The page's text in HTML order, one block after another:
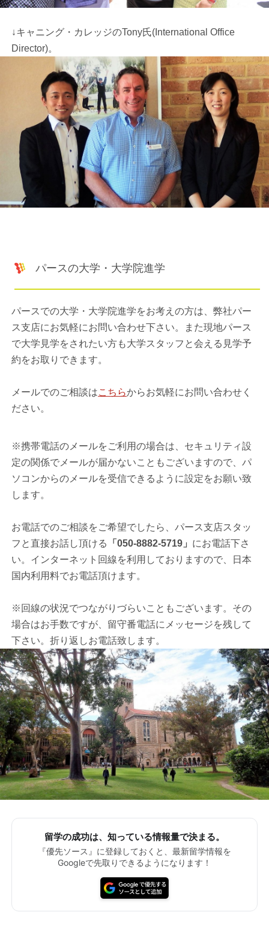
↓キャニング・カレッジのTony氏(International Office
Director)。
パースの大学・大学院進学
パースでの大学・大学院進学をお考えの方は、弊社パー
ス支店にお気軽にお問い合わせ下さい。また現地パース
で大学見学をされたい方も大学スタッフと会える見学予
約をお取りできます。
メールでのご相談はこちらからお気軽にお問い合わせく
ださい。
※携帯電話のメールをご利用の場合は、セキュリティ設
定の関係でメールが届かないこともございますので、パ
ソコンからのメールを受信できるように設定をお願い致
します。
お電話でのご相談をご希望でしたら、パース支店スタッ
フと直接お話し頂ける
「050-8882-5719」 にお電話下さ
い。インターネット回線を利用しておりますので、日本
国内利用料でお電話頂けます。
※回線の状況でつながりづらいこともございます。その
場合はお手数ですが、留守番電話にメッセージを残して
下さい。折り返しお電話致します。
留学の成功は、知っている情報量で決まる。
『優先ソース』に登録しておくと、最新留学情報を
Googleで先取りできるようになります！